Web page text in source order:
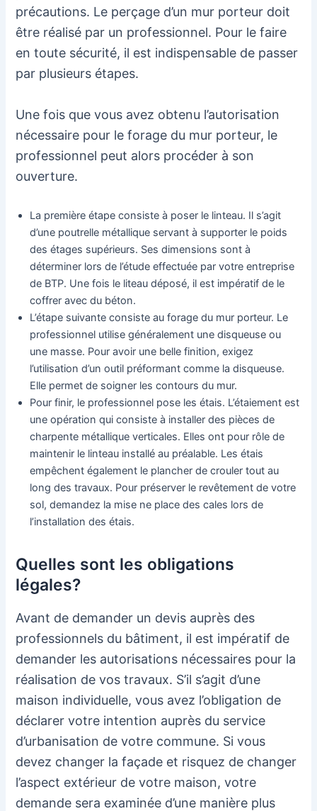
précautions. Le perçage d’un mur porteur doit
être réalisé par un professionnel. Pour le faire
en toute sécurité, il est indispensable de passer
par plusieurs étapes.
Une fois que vous avez obtenu l’autorisation
nécessaire pour le forage du mur porteur, le
professionnel peut alors procéder à son
ouverture.
La première étape consiste à poser le linteau. Il s’agit
d’une poutrelle métallique servant à supporter le poids
des étages supérieurs. Ses dimensions sont à
déterminer lors de l’étude effectuée par votre entreprise
de BTP. Une fois le liteau déposé, il est impératif de le
coffrer avec du béton.
L’étape suivante consiste au forage du mur porteur. Le
professionnel utilise généralement une disqueuse ou
une masse. Pour avoir une belle finition, exigez
l’utilisation d’un outil préformant comme la disqueuse.
Elle permet de soigner les contours du mur.
Pour finir, le professionnel pose les étais. L’étaiement est
une opération qui consiste à installer des pièces de
charpente métallique verticales. Elles ont pour rôle de
maintenir le linteau installé au préalable. Les étais
empêchent également le plancher de crouler tout au
long des travaux. Pour préserver le revêtement de votre
sol, demandez la mise ne place des cales lors de
l’installation des étais.
Quelles sont les obligations
légales?
Avant de demander un devis auprès des
professionnels du bâtiment, il est impératif de
demander les autorisations nécessaires pour la
réalisation de vos travaux. S’il s’agit d’une
maison individuelle, vous avez l’obligation de
déclarer votre intention auprès du service
d’urbanisation de votre commune. Si vous
devez changer la façade et risquez de changer
l’aspect extérieur de votre maison, votre
demande sera examinée d’une manière plus